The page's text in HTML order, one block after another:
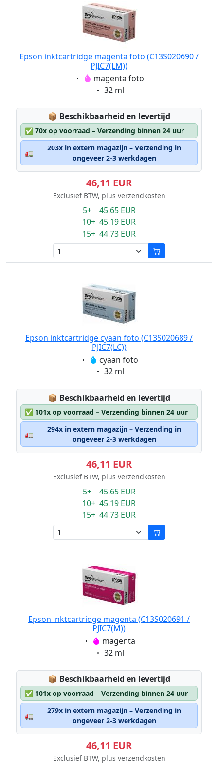
Epson inktcartridge magenta foto (C13S020690 /
PJIC7(LM))
Eigenschaft:
magenta foto
Eigenschaft:
32 ml
📦 Lagerstatus:
Beschikbaarheid en levertijd
✅ 70x op voorraad – Verzending binnen 24 uur
🚛
203x in extern magazijn – Verzending in
ongeveer 2-3 werkdagen
46,11 EUR
Exclusief BTW, plus verzendkosten
5+ 45.65 EUR
10+ 45.19 EUR
15+ 44.73 EUR
Epson inktcartridge cyaan foto (C13S020689 /
PJIC7(LC))
Eigenschaft:
cyaan foto
Eigenschaft:
32 ml
📦 Lagerstatus:
Beschikbaarheid en levertijd
✅ 101x op voorraad – Verzending binnen 24 uur
🚛
294x in extern magazijn – Verzending in
ongeveer 2-3 werkdagen
46,11 EUR
Exclusief BTW, plus verzendkosten
5+ 45.65 EUR
10+ 45.19 EUR
15+ 44.73 EUR
Epson inktcartridge magenta (C13S020691 /
PJIC7(M))
Eigenschaft:
magenta
Eigenschaft:
32 ml
📦 Lagerstatus:
Beschikbaarheid en levertijd
✅ 101x op voorraad – Verzending binnen 24 uur
🚛
279x in extern magazijn – Verzending in
ongeveer 2-3 werkdagen
46,11 EUR
Exclusief BTW, plus verzendkosten